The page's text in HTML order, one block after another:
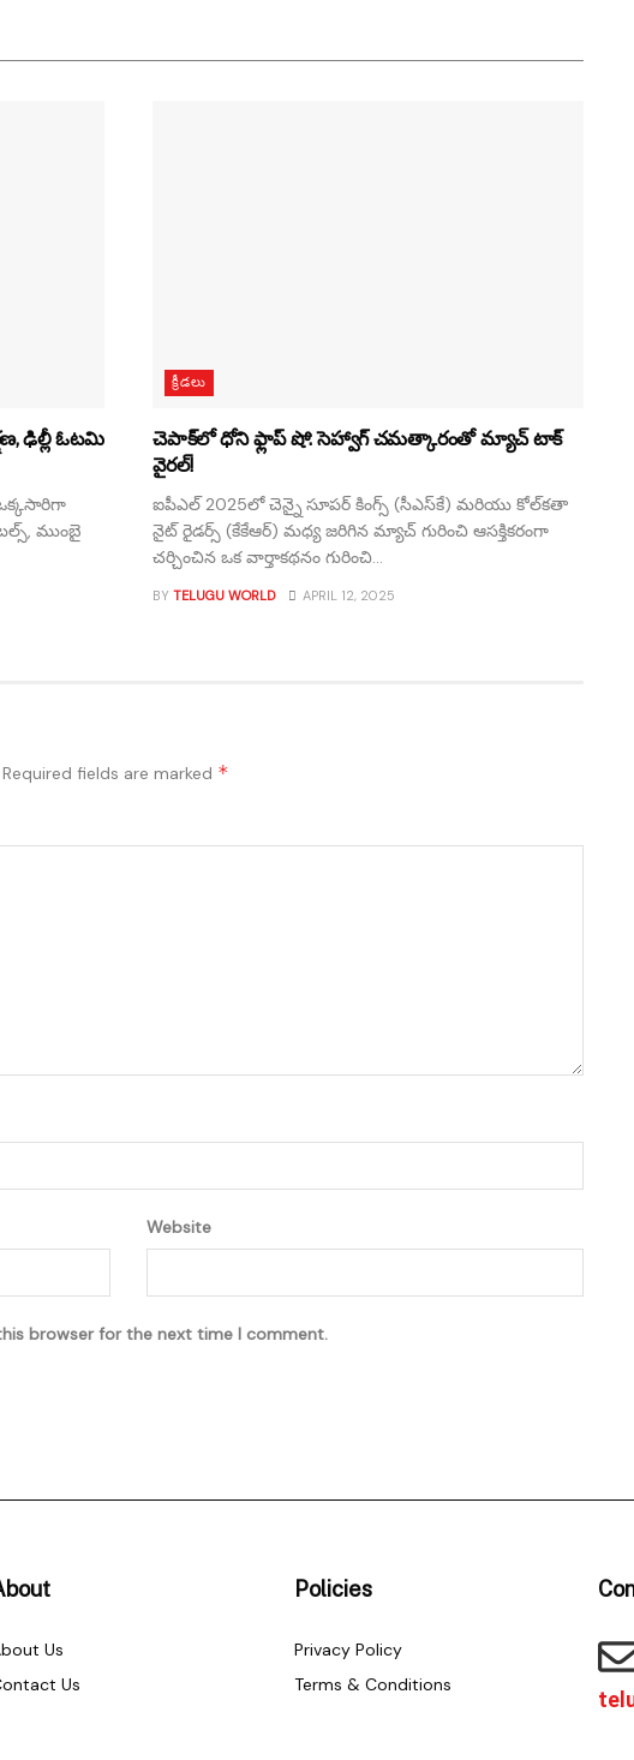
ఢిల్లీ ఓటమి
ఒక్కసారిగా
ముంబై
క్రీడలు
చెపాక్‌లో ధోని ఫ్లాప్ షో: సెహ్వాగ్ చమత్కారంతో మ్యాచ్ టాక్
వైరల్!
ఐపీఎల్ 2025లో చెన్నై సూపర్ కింగ్స్ (సీఎస్‌కే) మరియు కోల్‌కతా
నైట్ రైడర్స్ (కేకేఆర్) మధ్య జరిగిన మ్యాచ్ గురించి ఆసక్తికరంగా
చర్చించిన ఒక వార్తాకథనం గురించి...
BY TELUGU WORLD APRIL 12, 2025
Required fields are marked *
Website
browser for the next time I comment.
Us
Us
Policies
Privacy Policy
Terms & Conditions